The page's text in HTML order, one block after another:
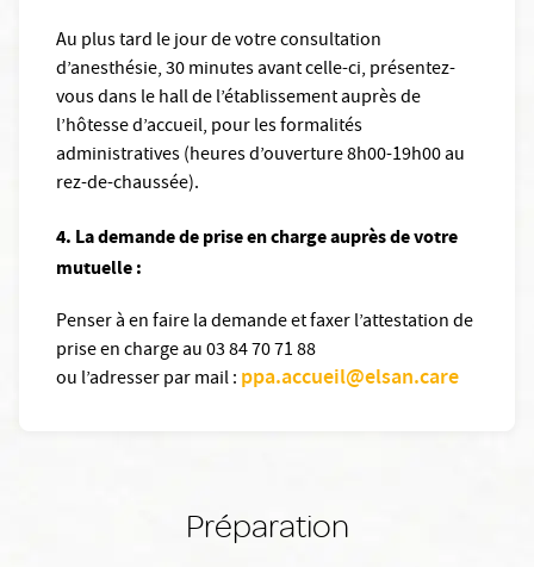
Au plus tard le jour de votre consultation
d’anesthésie, 30 minutes avant celle-ci, présentez-
vous dans le hall de l’établissement auprès de
l’hôtesse d’accueil, pour les formalités
administratives (heures d’ouverture 8h00-19h00 au
rez-de-chaussée).
4. La demande de prise en charge auprès de votre
mutuelle :
Penser à en faire la demande et faxer l’attestation de
prise en charge au 03 84 70 71 88
ou l’adresser par mail : ppa.accueil@elsan.care
Préparation